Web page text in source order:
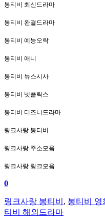
봉티비 최신드라마
봉티비 완결드라마
봉티비 예능오락
봉티비 애니
봉티비 뉴스시사
봉티비 넷플릭스
봉티비 디즈니드라마
링크사랑 봉티비
링크사랑 주소모음
링크사랑 링크모음
0
링크사랑 봉티비 , 봉티비 영
티비 해외드라마